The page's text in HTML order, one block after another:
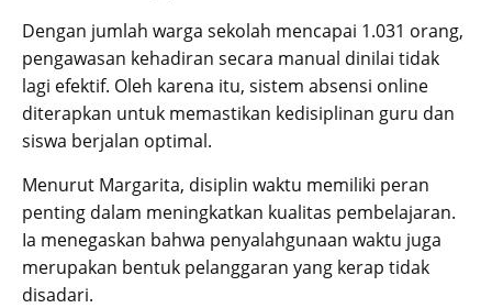
Dengan jumlah warga sekolah mencapai 1.031 orang,
pengawasan kehadiran secara manual dinilai tidak
lagi efektif. Oleh karena itu, sistem absensi online
diterapkan untuk memastikan kedisiplinan guru dan
siswa berjalan optimal.
Menurut Margarita, disiplin waktu memiliki peran
penting dalam meningkatkan kualitas pembelajaran.
Ia menegaskan bahwa penyalahgunaan waktu juga
merupakan bentuk pelanggaran yang kerap tidak
disadari.